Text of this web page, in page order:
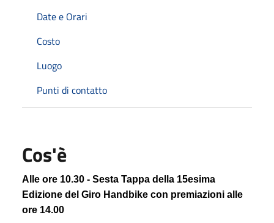
Date e Orari
Costo
Luogo
Punti di contatto
Cos'è
Alle ore 10.30 - Sesta Tappa della 15esima
Edizione del Giro Handbike con premiazioni alle
ore 14.00